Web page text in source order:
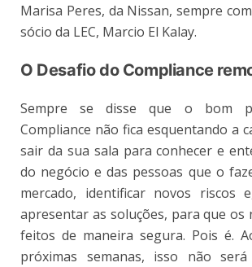
Marisa Peres, da Nissan, sempre
sócio da LEC, Marcio El Kalay.
O Desafio do Compliance
Sempre se disse que o bom
Compliance não fica esquentando a
sair da sua sala para conhecer e
do negócio e das pessoas que o
mercado, identificar novos riscos
apresentar as soluções, para que os
feitos de maneira segura. Pois é.
próximas semanas, isso não